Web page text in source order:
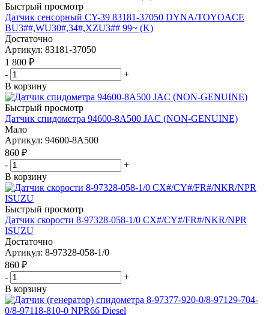
Быстрый просмотр
Датчик сенсорный CY-39 83181-37050 DYNA/TOYOACE
BU3##,WU30#,34#,XZU3## 99~ (K)
Достаточно
Артикул: 83181-37050
1 800 ₽
-
+
В корзину
Быстрый просмотр
Датчик спидометра 94600-8A500 JAC (NON-GENUINE)
Мало
Артикул: 94600-8A500
860 ₽
-
+
В корзину
Быстрый просмотр
Датчик скорости 8-97328-058-1/0 CX#/CY#/FR#/NKR/NPR
ISUZU
Достаточно
Артикул: 8-97328-058-1/0
860 ₽
-
+
В корзину